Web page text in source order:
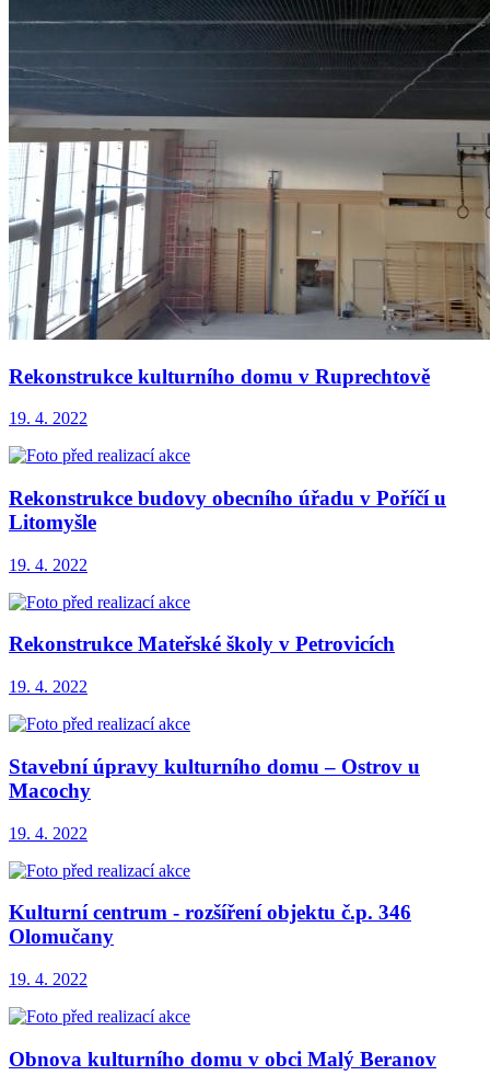
Rekonstrukce kulturního domu v Ruprechtově
19. 4. 2022
Rekonstrukce budovy obecního úřadu v Poříčí u
Litomyšle
19. 4. 2022
Rekonstrukce Mateřské školy v Petrovicích
19. 4. 2022
Stavební úpravy kulturního domu – Ostrov u
Macochy
19. 4. 2022
Kulturní centrum - rozšíření objektu č.p. 346
Olomučany
19. 4. 2022
Obnova kulturního domu v obci Malý Beranov